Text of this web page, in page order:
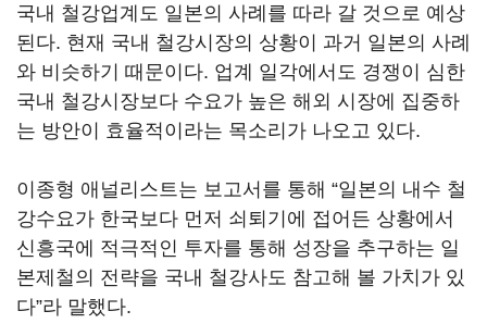
국내 철강업계도 일본의 사례를 따라 갈 것으로 예상
된다. 현재 국내 철강시장의 상황이 과거 일본의 사례
와 비슷하기 때문이다. 업계 일각에서도 경쟁이 심한
국내 철강시장보다 수요가 높은 해외 시장에 집중하
는 방안이 효율적이라는 목소리가 나오고 있다.
이종형 애널리스트는 보고서를 통해 “일본의 내수 철
강수요가 한국보다 먼저 쇠퇴기에 접어든 상황에서
신흥국에 적극적인 투자를 통해 성장을 추구하는 일
본제철의 전략을 국내 철강사도 참고해 볼 가치가 있
다”라 말했다.